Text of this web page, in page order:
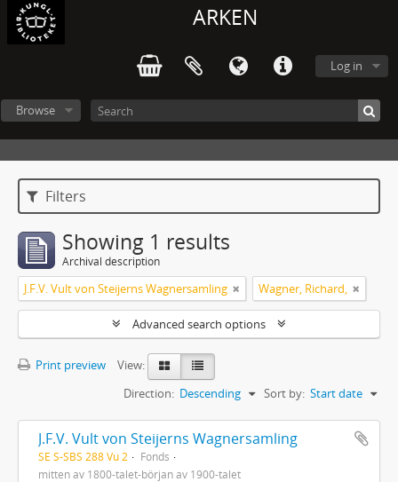
ARKEN
Log in
Browse
Filters
Showing 1 results
Archival description
J.F.V. Vult von Steijerns Wagnersamling Wagner, Richard,
Advanced search options
Print preview
View:
Sort by: Start date
Direction: Descending
J.F.V. Vult von Steijerns Wagnersamling
SE S-SBS 288 Vu 2
Fonds
mitten av 1800-talet-början av 1900-talet